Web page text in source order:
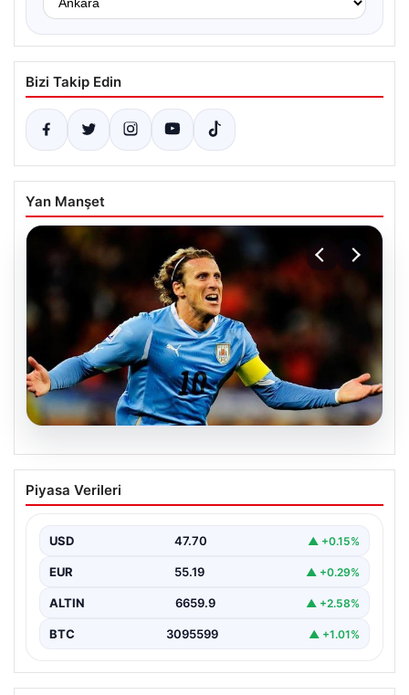
Bizi Takip Edin
Yan Manşet
06.08.2026
Diego Forlan Uruguay Milli Takımı’nın
yeni teknik direktörü oldu
Piyasa Verileri
USD 47.70 ▲ +0.15%
EUR 55.19 ▲ +0.29%
ALTIN 6659.9 ▲ +2.58%
BTC 3095599 ▲ +1.01%